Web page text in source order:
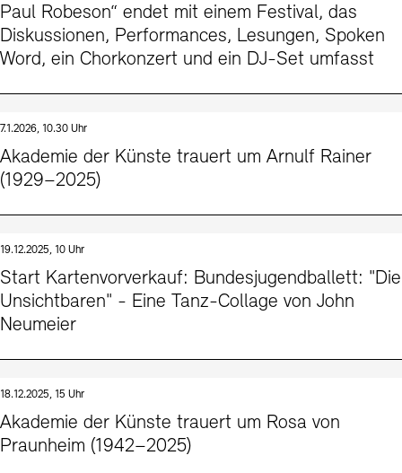
Paul Robeson“ endet mit einem Festival, das
Diskussionen, Performances, Lesungen, Spoken
Word, ein Chorkonzert und ein DJ-Set umfasst
7.1.2026, 10.30 Uhr
Akademie der Künste trauert um Arnulf Rainer
(1929–2025)
19.12.2025, 10 Uhr
Start Kartenvorverkauf: Bundesjugendballett: "Die
Unsichtbaren" - Eine Tanz-Collage von John
Neumeier
18.12.2025, 15 Uhr
Akademie der Künste trauert um Rosa von
Praunheim (1942–2025)